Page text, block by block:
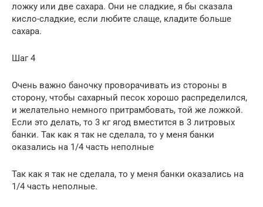
ложку или две сахара. Они не сладкие, я бы сказала
кисло-сладкие, если любите слаще, кладите больше
сахара.
Шаг 4
Очень важно баночку проворачивать из стороны в
сторону, чтобы сахарный песок хорошо распределился,
и желательно немного притрамбовать, той же ложкой.
Если это делать, то 3 кг ягод вместится в 3 литровых
банки. Так как я так не сделала, то у меня банки
оказались на 1/4 часть неполные
Так как я так не сделала, то у меня банки оказались на
1/4 часть неполные.